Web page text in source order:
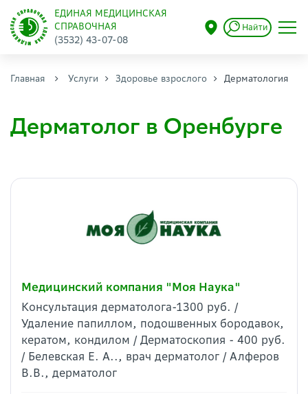
ЕДИНАЯ МЕДИЦИНСКАЯ
СПРАВОЧНАЯ
(3532) 43-07-08
Найти
Главная Услуги Здоровье взрослого Дерматология
Дерматолог в Оренбурге
Медицинский компания "Моя Наука"
Консультация дерматолога-1300 руб. /
Удаление папиллом, подошвенных бородавок,
кератом, кондилом / Дерматоскопия - 400 руб.
/ Белевская Е. А.., врач дерматолог / Алферов
В.В., дерматолог